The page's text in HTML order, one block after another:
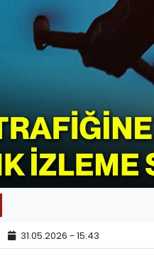
31.05.2026 - 15:43